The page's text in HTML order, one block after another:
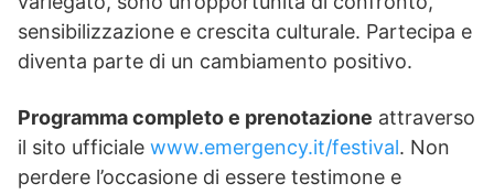
sensibilizzazione e crescita culturale. Partecipa e
diventa parte di un cambiamento positivo.
Programma completo e prenotazione attraverso
il sito ufficiale www.emergency.it/festival. Non
perdere l’occasione di essere testimone e